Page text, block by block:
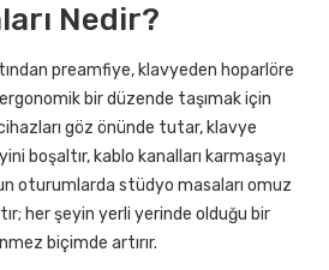
Nedir?
preamfiye, klavyeden hoparlöre
bir düzende taşımak için
göz önünde tutar, klavye
boşaltır, kablo kanalları karmaşayı
oturumlarda stüdyo masaları omuz
her şeyin yerli yerinde olduğu bir
biçimde artırır.